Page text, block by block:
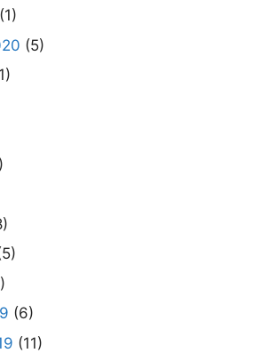
(1)
(5)
(6)
(11)